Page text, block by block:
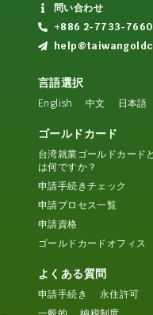
問い合わせ
+886 2-7733-7660
言語選択
English 中文 日本語
ゴールドカード
台湾就業ゴールドカードと
は何ですか？
申請手続きチェック
申請プロセス一覧
申請資格
ゴールドカードオフィス
よくある質問
申請手続き
永住許可